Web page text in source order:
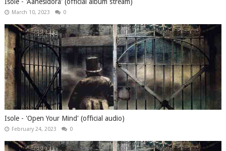
March 10, 2023 0
Isole - 'Open Your Mind' (official audio)
February 24, 2023 0